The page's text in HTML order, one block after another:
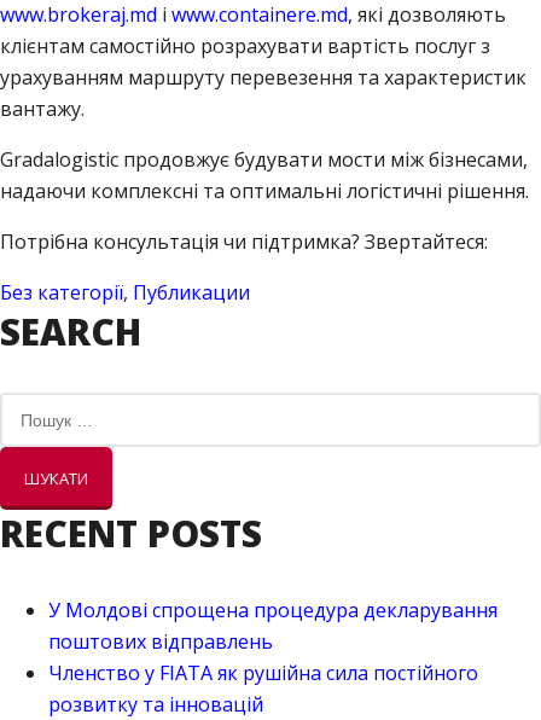
www.brokeraj.md і www.containere.md, які дозволяють
клієнтам самостійно розрахувати вартість послуг з
урахуванням маршруту перевезення та характеристик
вантажу.
Gradalogistic продовжує будувати мости між бізнесами,
надаючи комплексні та оптимальні логістичні рішення.
Потрібна консультація чи підтримка? Звертайтеся:
Без категорії, Публикации
SEARCH
RECENT POSTS
У Молдові спрощена процедура декларування
поштових відправлень
Членство у FIATA як рушійна сила постійного
розвитку та інновацій